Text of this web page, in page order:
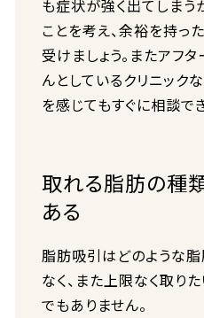
も症状が強く出てしまう
ことを考え、余裕を持っ
受けましょう。またアフ
んとしているクリニック
を感じてもすぐに相談で
取れる脂肪の種
ある
脂肪吸引はどのような
なく、また上限なく取り
でもありません。